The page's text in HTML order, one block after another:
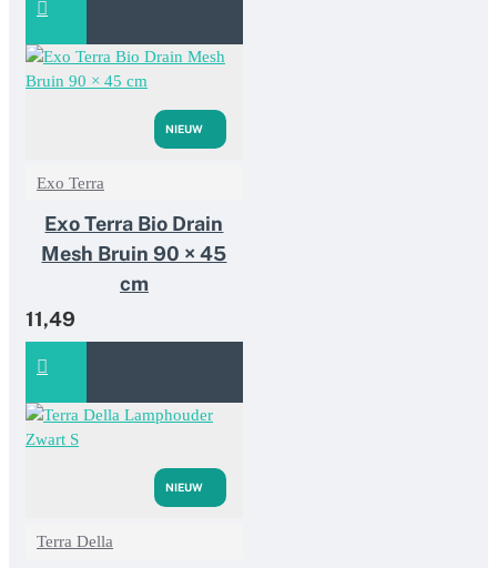
NIEUW
Exo Terra
Exo Terra Bio Drain
Mesh Bruin 90 × 45
cm
11,49
NIEUW
Terra Della